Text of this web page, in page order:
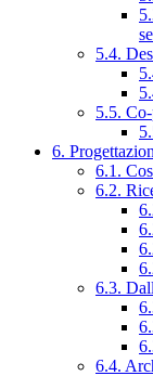
5.4.
5.5.
6.
6.1.
6.2.
6.3.
6.4.